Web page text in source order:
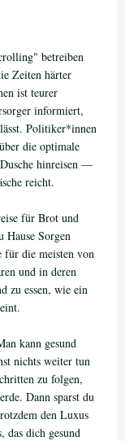
betreiben
Zeiten härter
ist teurer
informiert,
Politiker*innen
die optimale
hinreisen —
reicht.
für Brot und
Hause Sorgen
für die meisten von
und in deren
zu essen, wie ein
kann gesund
nichts weiter tun
zu folgen,
Dann sparst du
den Luxus
das dich gesund